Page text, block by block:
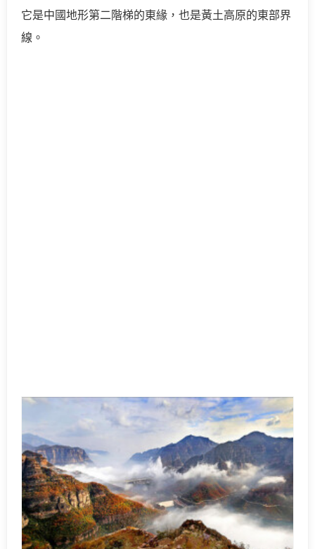
它是中國地形第二階梯的東緣，也是黃土高原的東部界
線。